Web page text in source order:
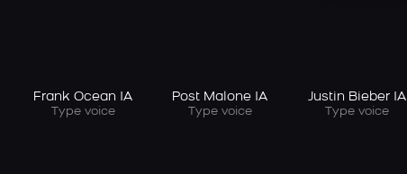
Frank Ocean IA
Type voice
Post Malone IA
Type voice
Justin Bieber IA
Type voice